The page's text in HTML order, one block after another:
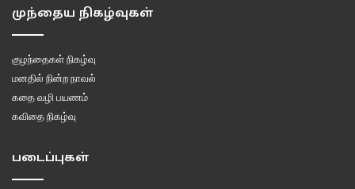
முந்தைய நிகழ்வுகள்
குழந்தைகள் நிகழ்வு
மனதில் நின்ற நாவல்
கதை வழி பயணம்
கவிதை நிகழ்வு
படைப்புகள்